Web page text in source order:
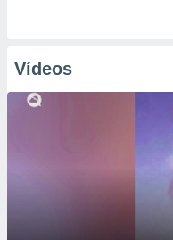
Vídeos